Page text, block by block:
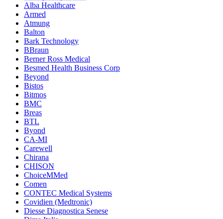
Alba Healthcare
Armed
Atmung
Balton
Bark Technology
BBraun
Berner Ross Medical
Besmed Health Business Corp
Beyond
Bistos
Bitmos
BMC
Breas
BTL
Byond
CA-MI
Carewell
Chirana
CHISON
ChoiceMMed
Comen
CONTEC Medical Systems
Covidien (Medtronic)
Diesse Diagnostica Senese